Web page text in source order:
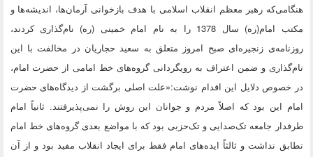
هنگامی‌که رهبر معظم انقلاب اسلامی با هدف بازخوانی آرمان‌ها، اندیشه‌ها و
مکتب امام(ره) سال 1378 را به نام امام خمینی (ره) نام‌گذاری کردند،
روزنامه‌ی زنجیره‌ای صبح امروز متعلق به سعید حجاریان در مخالفت با این
نام‌گذاری و ضمن اعتراف به رویگردانی گروه‌های خط امامی از حضرت امام،
در خصوص دلایل این اقدام نوشت:«علت اصلی برگشت از دیدگاه‌های حضرت
امام این بود که اصلاً مردم و جوانان این روش را نمی‌پذیرفتند. ثانیاً امام
طرفدار جامعه تک‌صدایی و تک‌حزبی بود که با مواضع بعدی گروه‌های خط امام
تطابق نداشت و ثالثاً ایده‌های امام فقط برای ایجاد انقلاب مفید بود و از آن